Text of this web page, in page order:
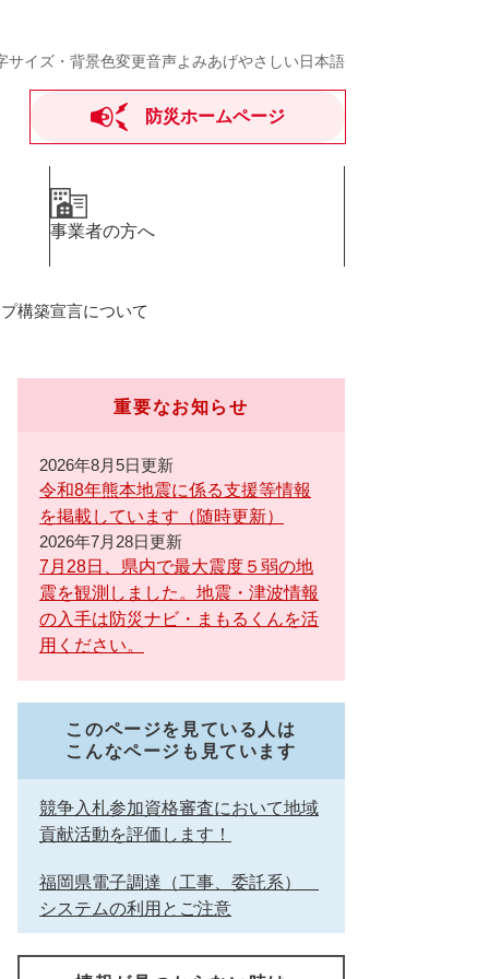
サイズ・背景色変更音声よみあげやさしい日本語
防災ホームページ
事業者の方へ
構築宣言について
重要なお知らせ
2026年8月5日更新
令和8年熊本地震に係る支援等情報
を掲載しています（随時更新）
2026年7月28日更新
7月28日、県内で最大震度５弱の地
震を観測しました。地震・津波情報
の入手は防災ナビ・まもるくんを活
用ください。
このページを見ている人は
こんなページも見ています
競争入札参加資格審査において地域
貢献活動を評価します！
福岡県電子調達（工事、委託系）
システムの利用とご注意